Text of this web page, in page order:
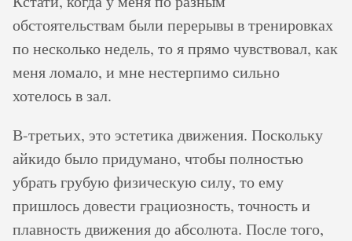
обстоятельствам были перерывы в тренировках
по несколько недель, то я прямо чувствовал, как
меня ломало, и мне нестерпимо сильно
хотелось в зал.
В-третьих, это эстетика движения. Поскольку
айкидо было придумано, чтобы полностью
убрать грубую физическую силу, то ему
пришлось довести грациозность, точность и
плавность движения до абсолюта. После того,